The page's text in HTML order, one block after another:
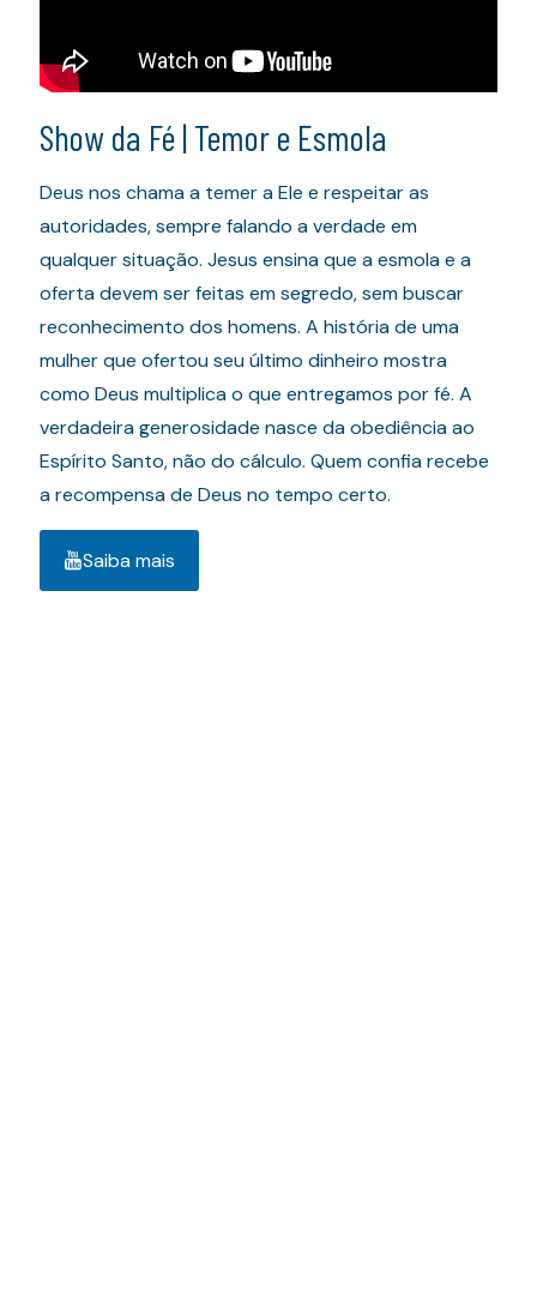
Show da Fé | Temor e Esmola
Deus nos chama a temer a Ele e respeitar as
autoridades, sempre falando a verdade em
qualquer situação. Jesus ensina que a esmola e a
oferta devem ser feitas em segredo, sem buscar
reconhecimento dos homens. A história de uma
mulher que ofertou seu último dinheiro mostra
como Deus multiplica o que entregamos por fé. A
verdadeira generosidade nasce da obediência ao
Espírito Santo, não do cálculo. Quem confia recebe
a recompensa de Deus no tempo certo.
Saiba mais